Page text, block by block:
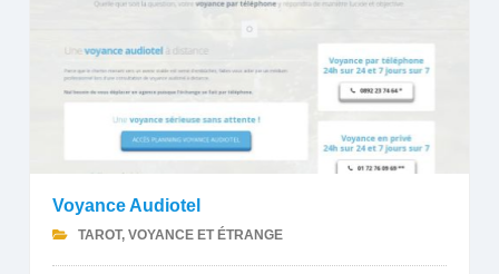
Voyance Audiotel
TAROT, VOYANCE ET ÉTRANGE